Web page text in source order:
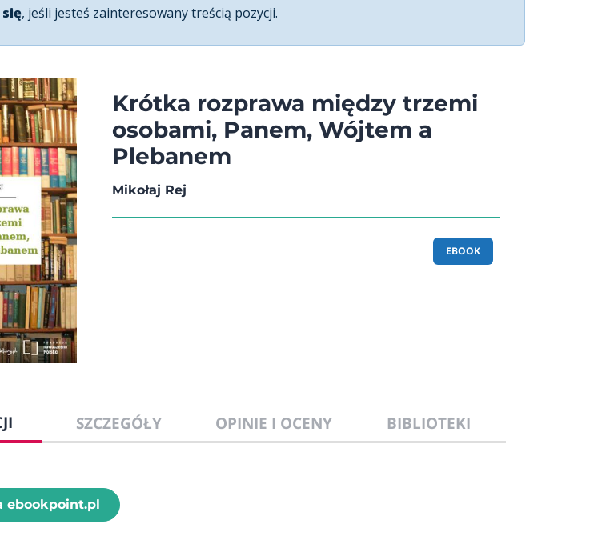
, jeśli jesteś zainteresowany treścią pozycji.
Krótka rozprawa między trzemi
osobami, Panem, Wójtem a
Plebanem
Mikołaj Rej
EBOOK
SZCZEGÓŁY OPINIE I OCENY BIBLIOTEKI
ebookpoint.pl